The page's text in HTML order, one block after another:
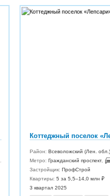
Район: Всеволожский (Лен. обл.)
Метро: Гражданский проспект,
Застройщик: ПрофСтрой
Квартиры: 5 за 5,5–14,0 млн ₽
3 квартал 2025